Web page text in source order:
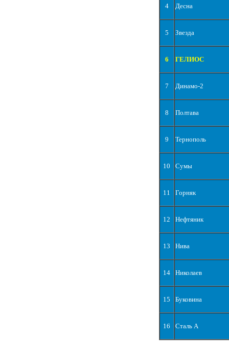
4 Десна
5 Звезда
6 ГЕЛИОС
7 Динамо-2
8 Полтава
9 Тернополь
10 Сумы
11 Горняк
12 Нефтяник
13 Нива
14 Николаев
15 Буковина
16 Сталь А